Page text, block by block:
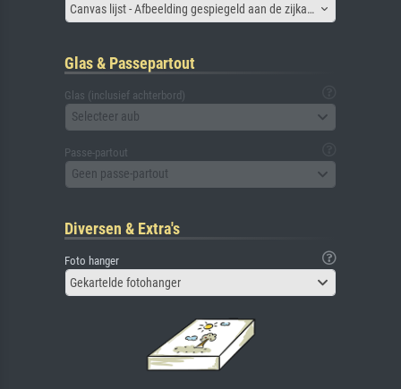
Canvas lijst - Afbeelding gespiegeld aan de zijkant
Glas & Passepartout
Glas (inclusief achterbord)
Selecteer aub
Passe-partout
Geen passe-partout
Diversen & Extra's
Foto hanger
Gekartelde fotohanger